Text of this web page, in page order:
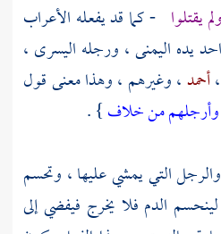
يقتلوا - كما قد يفعله الأعراب
يده اليمنى ، ورجله اليسرى ،
،أحمد، وغيرهم ، وهذا معنى قول
وأرجلهم من خلاف} .
التي يمشي عليها ، وتحسم
الدم فلا يخرج فيفضي إلى